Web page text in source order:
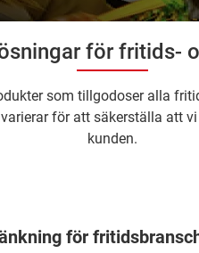
för fritids-
som tillgodoser alla
för att säkerställa att vi
kunden.
för